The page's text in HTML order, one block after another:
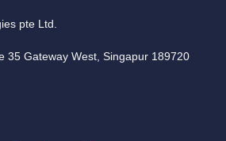
pte Ltd.
35 Gateway West, Singapur 189720